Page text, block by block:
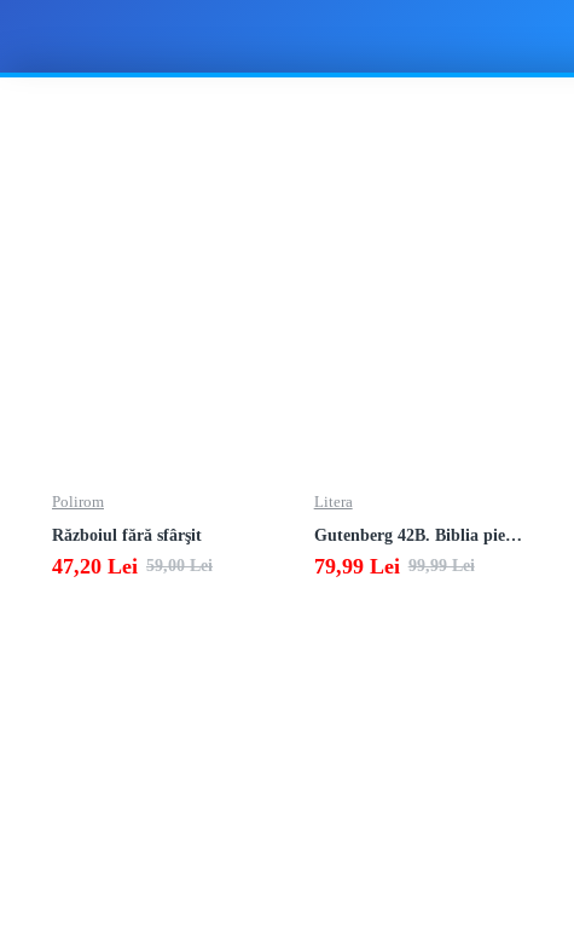
Polirom
Războiul fără sfârşit
47,20 Lei 59,00 Lei
Litera
Gutenberg 42B. Biblia pierduta
79,99 Lei 99,99 Lei